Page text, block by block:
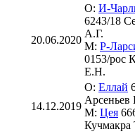
20.06.2020
О: И-
6243/18
А.Г.
М: Р-
0153/рос
Е.Н.
14.12.2019
О: Еллай
Арсеньев
М: Цея
Кучмакра